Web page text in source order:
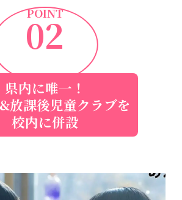
POINT
02
県内に唯一！
放課後児童クラブを
校内に併設